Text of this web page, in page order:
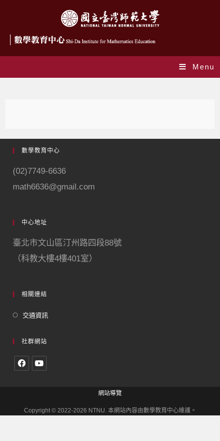
Menu
數學教育中心
(02)7749-6636
math6636@gmail.com
中心地址
臺北市文山區汀州路四段88號
（科教大樓4樓401室）
相關連結
交通資訊
社群網站
網站導覽
Copyright © 2022-2026 NTNU. 本網站內容由數學教育中心維護。